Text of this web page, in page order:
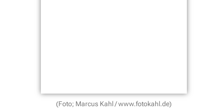
(Foto; Marcus Kahl / www.fotokahl.de)